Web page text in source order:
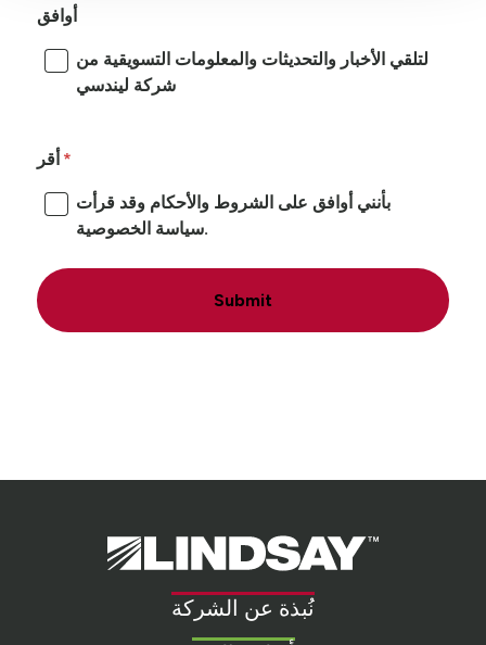
أوافق
لتلقي الأخبار والتحديثات والمعلومات التسويقية من
شركة ليندسي
أقر
بأنني أوافق على الشروط والأحكام وقد قرأت
سياسة الخصوصية.
Submit
Lindsay.
Link
homepage
نُبذة عن الشركة